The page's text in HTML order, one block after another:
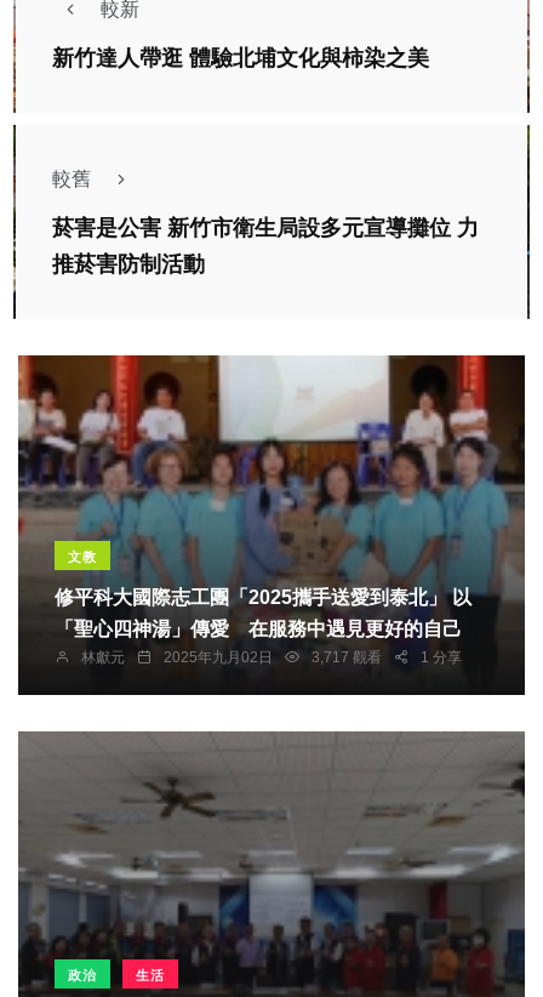
較新
新竹達人帶逛 體驗北埔文化與柿染之美
較舊
菸害是公害 新竹市衛生局設多元宣導攤位 力
推菸害防制活動
文教
修平科大國際志工團「2025攜手送愛到泰北」 以
「聖心四神湯」傳愛 在服務中遇見更好的自己
林獻元 2025年九月02日 3,717 觀看 1 分享
政治 生活